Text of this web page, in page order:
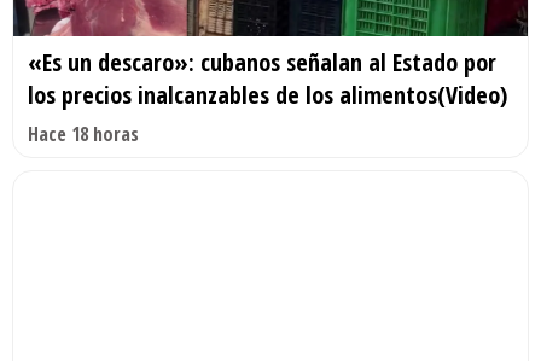
«Es un descaro»: cubanos señalan al Estado por
los precios inalcanzables de los alimentos(Video)
Hace 18 horas